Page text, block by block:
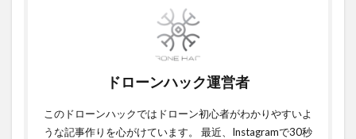
ドローンハック運営者
このドローンハックではドローン初心者がわかりやすいよ
うな記事作りを心がけています。 最近、Instagramで30秒